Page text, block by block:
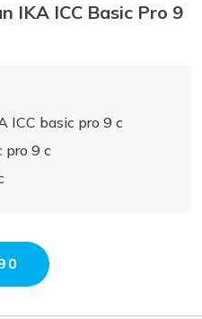
IKA ICC Basic Pro 9
ICC basic pro 9 c
pro 9 c